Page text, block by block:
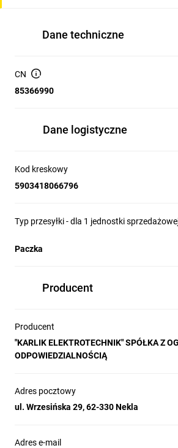
Dane techniczne
CN
85366990
Dane logistyczne
Kod kreskowy
5903418066796
Typ przesyłki - dla 1 jednostki
Paczka
Producent
Producent
"KARLIK ELEKTROTECHNIK" SPÓŁKA Z
ODPOWIEDZIALNOŚCIĄ
Adres pocztowy
ul. Wrzesińska 29, 62-330 Nekla
Adres e-mail